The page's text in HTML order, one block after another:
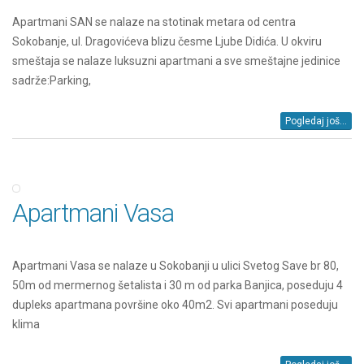
Apartmani SAN se nalaze na stotinak metara od centra
Sokobanje, ul. Dragovićeva blizu česme Ljube Didića. U okviru
smeštaja se nalaze luksuzni apartmani a sve smeštajne jedinice
sadrže:Parking,
Pogledaj još...
Apartmani Vasa
Apartmani Vasa se nalaze u Sokobanji u ulici Svetog Save br 80,
50m od mermernog šetalista i 30 m od parka Banjica, poseduju 4
dupleks apartmana površine oko 40m2. Svi apartmani poseduju
klima